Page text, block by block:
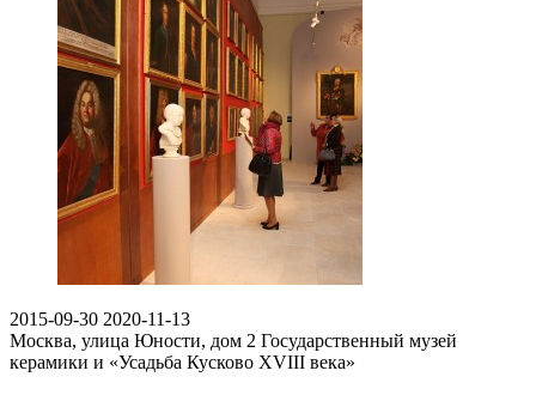
2015-09-30 2020-11-13
Москва, улица Юности, дом 2 Государственный музей
керамики и «Усадьба Кусково XVIII века»